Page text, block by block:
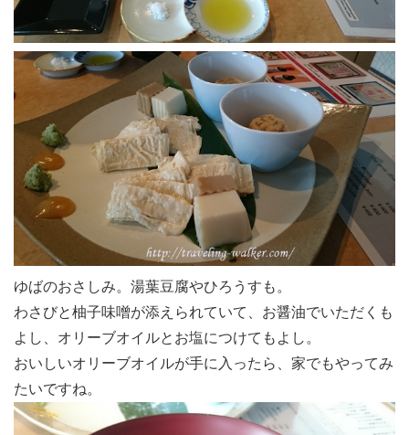
ゆばのおさしみ。湯葉豆腐やひろうすも。
わさびと柚子味噌が添えられていて、お醤油でいただくも
よし、オリーブオイルとお塩につけてもよし。
おいしいオリーブオイルが手に入ったら、家でもやってみ
たいですね。